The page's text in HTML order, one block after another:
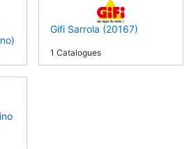
Gifi Sarrola (20167)
1 Catalogues